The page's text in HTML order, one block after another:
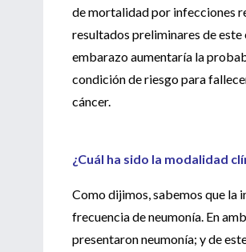
de mortalidad por infecciones
resultados preliminares de
embarazo aumentaría la
condición de riesgo para
cáncer.
¿Cuál ha sido la modalidad
Como dijimos, sabemos que la
frecuencia de neumonía. En
presentaron neumonía; y de